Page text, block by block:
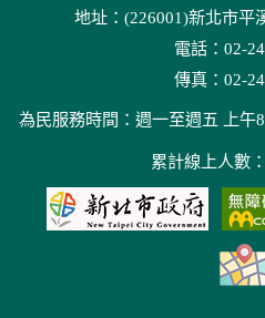
地址：(226001)新北市平
電話：02-
傳真：02-
為民服務時間：週一至週五 上午
累計線上人數